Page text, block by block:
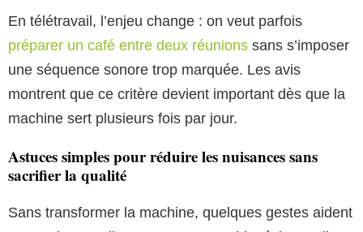
En télétravail, l’enjeu change : on veut parfois
préparer un café entre deux réunions sans s’imposer
une séquence sonore trop marquée. Les avis
montrent que ce critère devient important dès que la
machine sert plusieurs fois par jour.
Astuces simples pour réduire les nuisances sans
sacrifier la qualité
Sans transformer la machine, quelques gestes aident